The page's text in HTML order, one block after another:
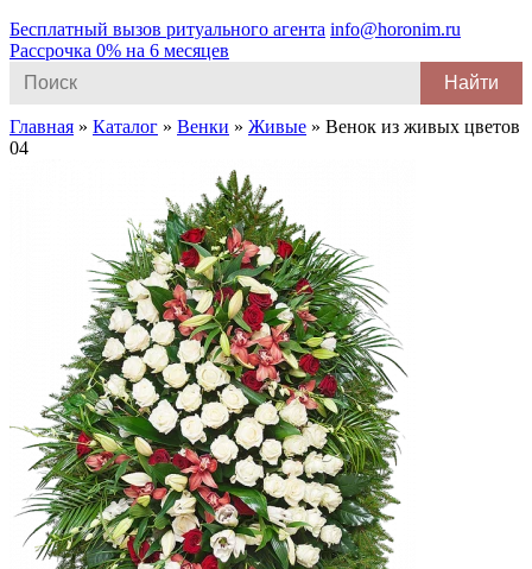
Бесплатный вызов ритуального агента info@horonim.ru
Рассрочка 0% на 6 месяцев
for:
Главная » Каталог » Венки » Живые » Венок из живых цветов
04